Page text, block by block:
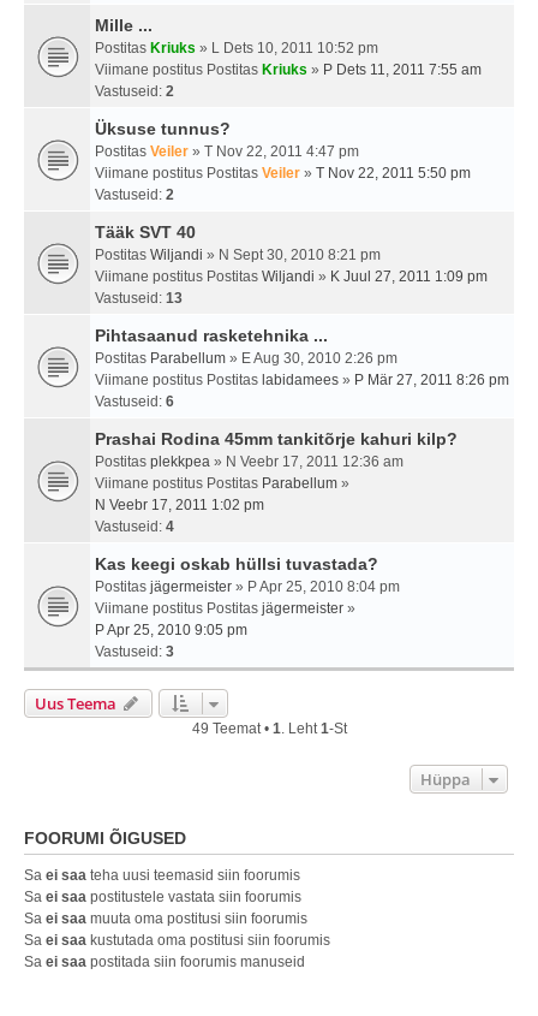
Mille ...
Postitas Kriuks » L Dets 10, 2011 10:52 pm
Viimane postitus Postitas Kriuks » P Dets 11, 2011 7:55 am
Vastuseid: 2
Üksuse tunnus?
Postitas Veiler » T Nov 22, 2011 4:47 pm
Viimane postitus Postitas Veiler » T Nov 22, 2011 5:50 pm
Vastuseid: 2
Tääk SVT 40
Postitas Wiljandi » N Sept 30, 2010 8:21 pm
Viimane postitus Postitas Wiljandi » K Juul 27, 2011 1:09 pm
Vastuseid: 13
Pihtasaanud rasketehnika ...
Postitas Parabellum » E Aug 30, 2010 2:26 pm
Viimane postitus Postitas labidamees » P Mär 27, 2011 8:26 pm
Vastuseid: 6
Prashai Rodina 45mm tankitõrje kahuri kilp?
Postitas plekkpea » N Veebr 17, 2011 12:36 am
Viimane postitus Postitas Parabellum »
N Veebr 17, 2011 1:02 pm
Vastuseid: 4
Kas keegi oskab hüllsi tuvastada?
Postitas jägermeister » P Apr 25, 2010 8:04 pm
Viimane postitus Postitas jägermeister »
P Apr 25, 2010 9:05 pm
Vastuseid: 3
Uus Teema
49 Teemat • 1. Leht1-st
Hüppa
FOORUMI ÕIGUSED
Sa ei saa teha uusi teemasid siin foorumis
Sa ei saa postitustele vastata siin foorumis
Sa ei saa muuta oma postitusi siin foorumis
Sa ei saa kustutada oma postitusi siin foorumis
Sa ei saa postitada siin foorumis manuseid